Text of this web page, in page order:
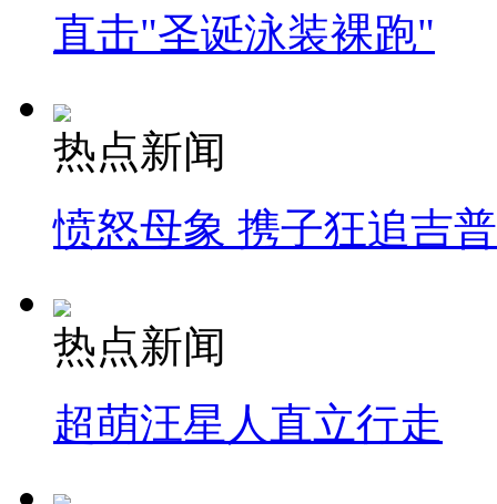
直击"圣诞泳装裸跑"
热点新闻
愤怒母象 携子狂追吉
热点新闻
超萌汪星人直立行走